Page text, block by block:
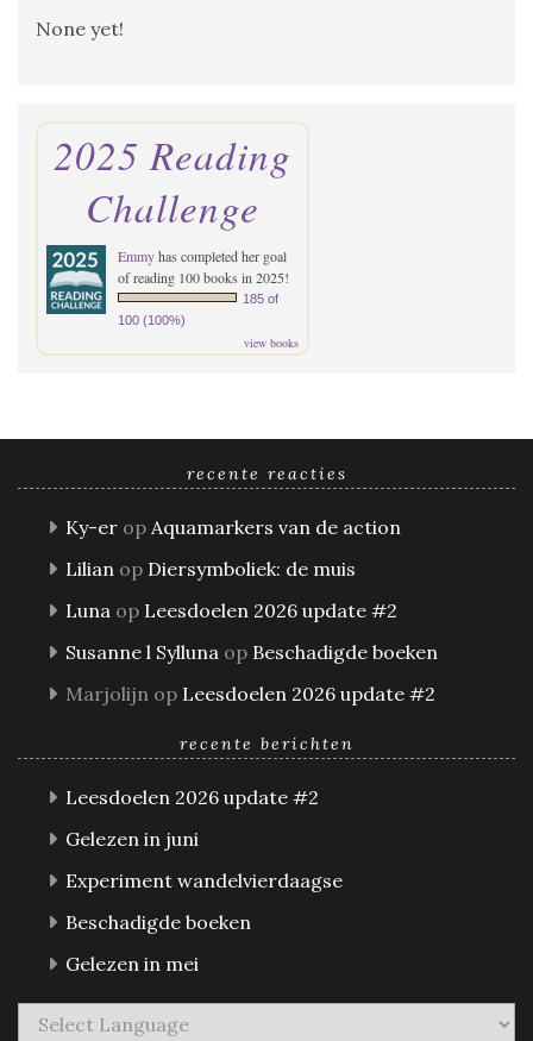
None yet!
2025 Reading
Challenge
Emmyhas completed her goal
of reading 100 books in 2025!
185 of
100 (100%)
view books
recente reacties
Ky-er op Aquamarkers van de action
Lilian op Diersymboliek: de muis
Luna op Leesdoelen 2026 update #2
Susanne l Sylluna op Beschadigde boeken
Marjolijn op Leesdoelen 2026 update #2
recente berichten
Leesdoelen 2026 update #2
Gelezen in juni
Experiment wandelvierdaagse
Beschadigde boeken
Gelezen in mei